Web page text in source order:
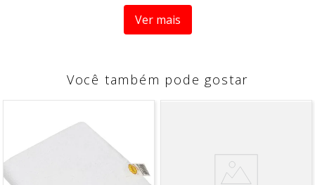
e não acompanham o produto.
Características do Produto:
Marca: Arthi
Peso Aproximado: 800g
Ver mais
Você também pode gostar